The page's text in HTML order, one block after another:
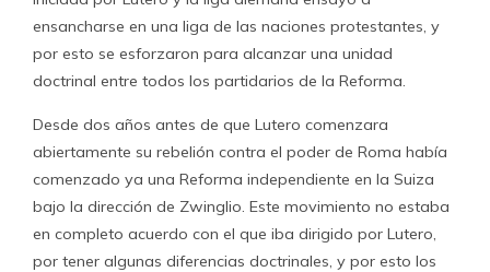
ensancharse en una liga de las naciones protestantes, y
por esto se esforzaron para alcanzar una unidad
doctrinal entre todos los partidarios de la Reforma.
Desde dos años antes de que Lutero comenzara
abiertamente su rebelión contra el poder de Roma había
comenzado ya una Reforma independiente en la Suiza
bajo la dirección de Zwinglio. Este movimiento no estaba
en completo acuerdo con el que iba dirigido por Lutero,
por tener algunas diferencias doctrinales, y por esto los